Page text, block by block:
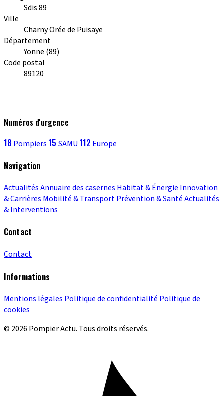
Sdis 89
Ville
Charny Orée de Puisaye
Département
Yonne (89)
Code postal
89120
Numéros d'urgence
18 Pompiers 15 SAMU 112 Europe
Navigation
ActualitésAnnuaire des casernes Habitat & Énergie Innovation
& Carrières Mobilité & TransportPrévention & SantéActualités
& Interventions
Contact
Contact
Informations
Mentions légales Politique de confidentialité Politique de
cookies
© 2026 Pompier Actu. Tous droits réservés.